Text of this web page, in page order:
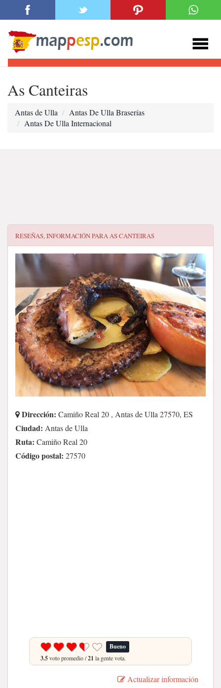
As Canteiras
Antas de Ulla
Antas De Ulla Braserías
Antas De Ulla Internacional
RESEÑAS, INFORMACIÓN PARAAS CANTEIRAS
Dirección: Camiño Real 20 , Antas de Ulla 27570, ES
Ciudad: Antas de Ulla
Ruta: Camiño Real 20
Código postal: 27570
Bueno
3.5voto promedio /21 la gente vota.
Actualizar información